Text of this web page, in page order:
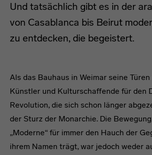
Und tatsächlich gibt es in der
von Casablanca bis Beirut
zu entdecken, die begeistert.
Absatz 1
Als das Bauhaus in Weimar seine
Künstler und Kulturschaffende für den
Revolution, die sich schon länger
der Sturz der Monarchie. Die
„Moderne“ für immer den Hauch der
ihrem Namen trägt, war jedoch weder